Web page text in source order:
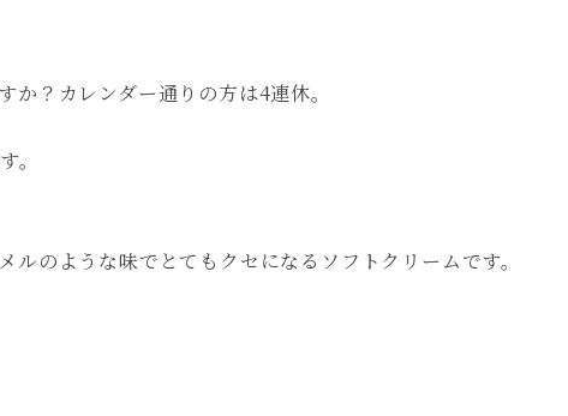
？カレンダー通りの方は4連休。
。
のような味でとてもクセになるソフトクリームです。